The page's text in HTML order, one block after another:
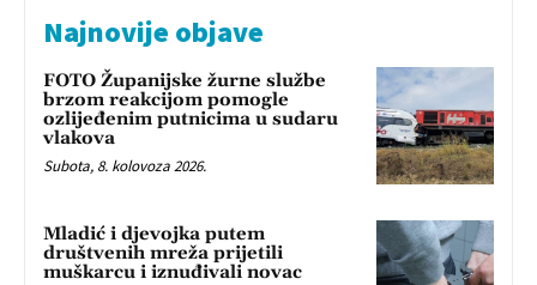
Najnovije objave
FOTO Županijske žurne službe
brzom reakcijom pomogle
ozlijeđenim putnicima u sudaru
vlakova
Subota, 8. kolovoza 2026.
Mladić i djevojka putem
društvenih mreža prijetili
muškarcu i iznuđivali novac